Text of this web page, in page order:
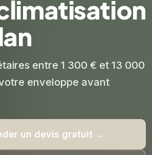
entre 1 300 € et 13 000
enveloppe avant
un devis gratuit →